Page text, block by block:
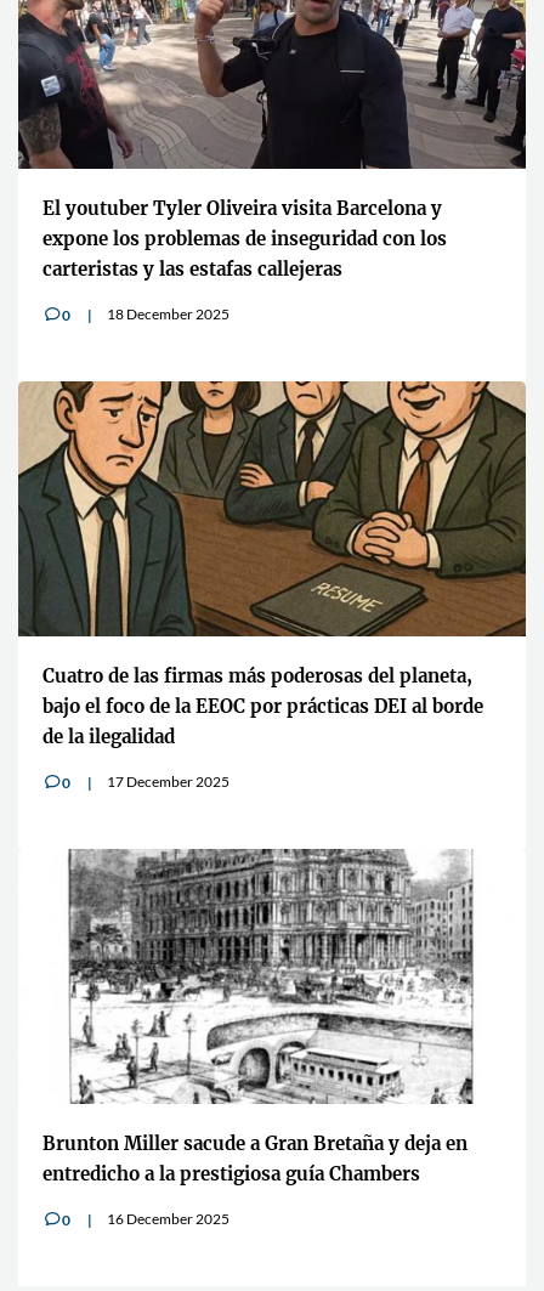
El youtuber Tyler Oliveira visita Barcelona y
expone los problemas de inseguridad con los
carteristas y las estafas callejeras
v0 18 December 2025
Cuatro de las firmas más poderosas del planeta,
bajo el foco de la EEOC por prácticas DEI al borde
de la ilegalidad
v0 17 December 2025
Brunton Miller sacude a Gran Bretaña y deja en
entredicho a la prestigiosa guía Chambers
v0 16 December 2025